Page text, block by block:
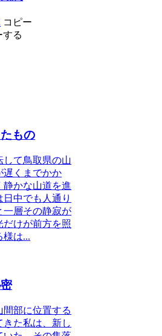
コピー
する
もの
して鳥取県の山
遅くまでかか
静かな山道を進
中でも人通り
一層その静寂が
だけが前方を照
様は...
部に位置する
た私は、新し